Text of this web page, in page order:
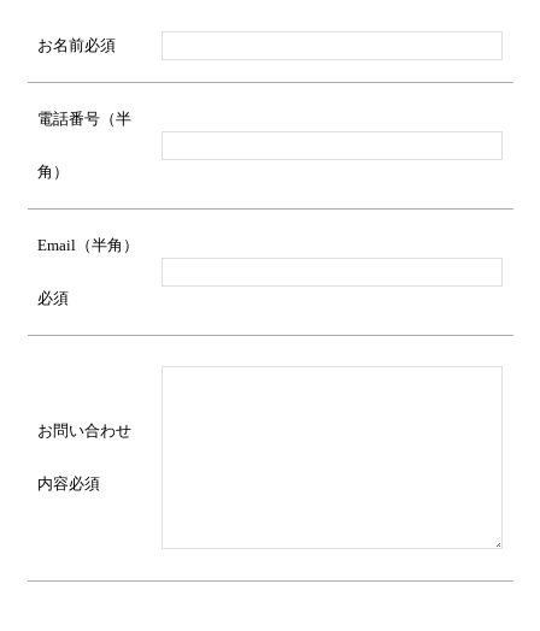
お名前必須
電話番号（半
角）
Email（半角）
必須
お問い合わせ
内容必須